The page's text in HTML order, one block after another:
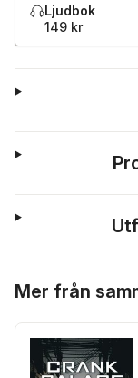
Ljudbok
149 kr
Mer från